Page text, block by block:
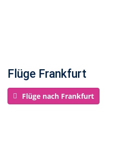
Flüge Frankfurt
Flüge nach Frankfurt